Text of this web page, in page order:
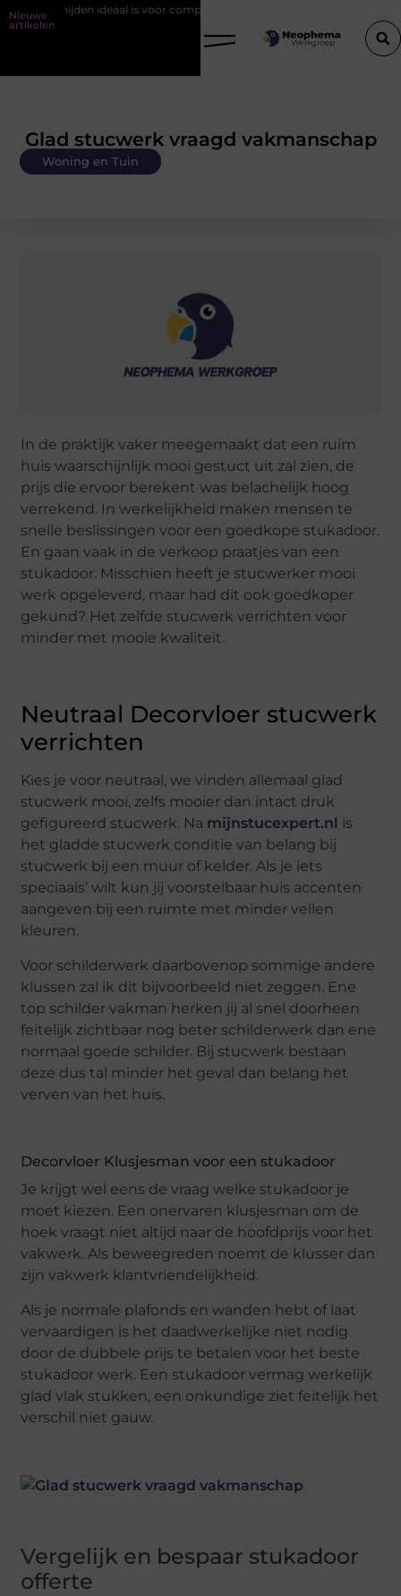
Nieuwe
artikelen
ideaal is voor complexe contouren
Glad stucwerk vraagd vakmanschap
Woning en Tuin
In de praktijk vaker meegemaakt dat een ruim
huis waarschijnlijk mooi gestuct uit zal zien, de
prijs die ervoor berekent was belachelijk hoog
verrekend. In werkelijkheid maken mensen te
snelle beslissingen voor een goedkope stukadoor.
En gaan vaak in de verkoop praatjes van een
stukadoor. Misschien heeft je stucwerker mooi
werk opgeleverd, maar had dit ook goedkoper
gekund? Het zelfde stucwerk verrichten voor
minder met mooie kwaliteit.
Neutraal Decorvloer stucwerk
verrichten
Kies je voor neutraal, we vinden allemaal glad
stucwerk mooi, zelfs mooier dan intact druk
gefigureerd stucwerk. Na mijnstucexpert.nl
is
het gladde stucwerk conditie van belang bij
stucwerk bij een muur of kelder. Als je iets
speciaals’ wilt kun jij voorstelbaar huis accenten
aangeven bij een ruimte met minder vellen
kleuren.
Voor schilderwerk daarbovenop sommige andere
klussen zal ik dit bijvoorbeeld niet zeggen. Ene
top schilder vakman herken jij al snel doorheen
feitelijk zichtbaar nog beter schilderwerk dan ene
normaal goede schilder. Bij stucwerk bestaan
deze dus tal minder het geval dan belang het
verven van het huis.
Decorvloer Klusjesman voor een stukadoor
Je krijgt wel eens de vraag welke stukadoor je
moet kiezen. Een onervaren klusjesman om de
hoek vraagt niet altijd naar de hoofdprijs voor het
vakwerk. Als beweegreden noemt de klusser dan
zijn vakwerk klantvriendelijkheid.
Als je normale plafonds en wanden hebt of laat
vervaardigen is het daadwerkelijke niet nodig
door de dubbele prijs te betalen voor het beste
stukadoor werk. Een stukadoor vermag werkelijk
glad vlak stukken, een onkundige ziet feitelijk het
verschil niet gauw.
Vergelijk en bespaar stukadoor
offerte